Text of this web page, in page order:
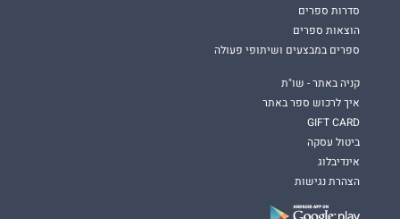
סדרות ספרים
הוצאות ספרים
ספרים במבצעים ושיתופי פעולה
קניה באתר - שו"ת
איך לרכוש ספר באתר
GIFT CARD
ביטול עסקה
אינדיבלוג
הצהרת נגישות